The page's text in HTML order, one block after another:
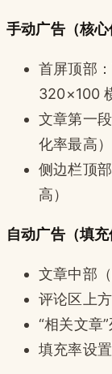
手动广告（核心
首屏顶部
320×100
文章第一
化率最高）
侧边栏顶
高）
自动广告（填充
文章中部
评论区上方
“相关文章
填充率设